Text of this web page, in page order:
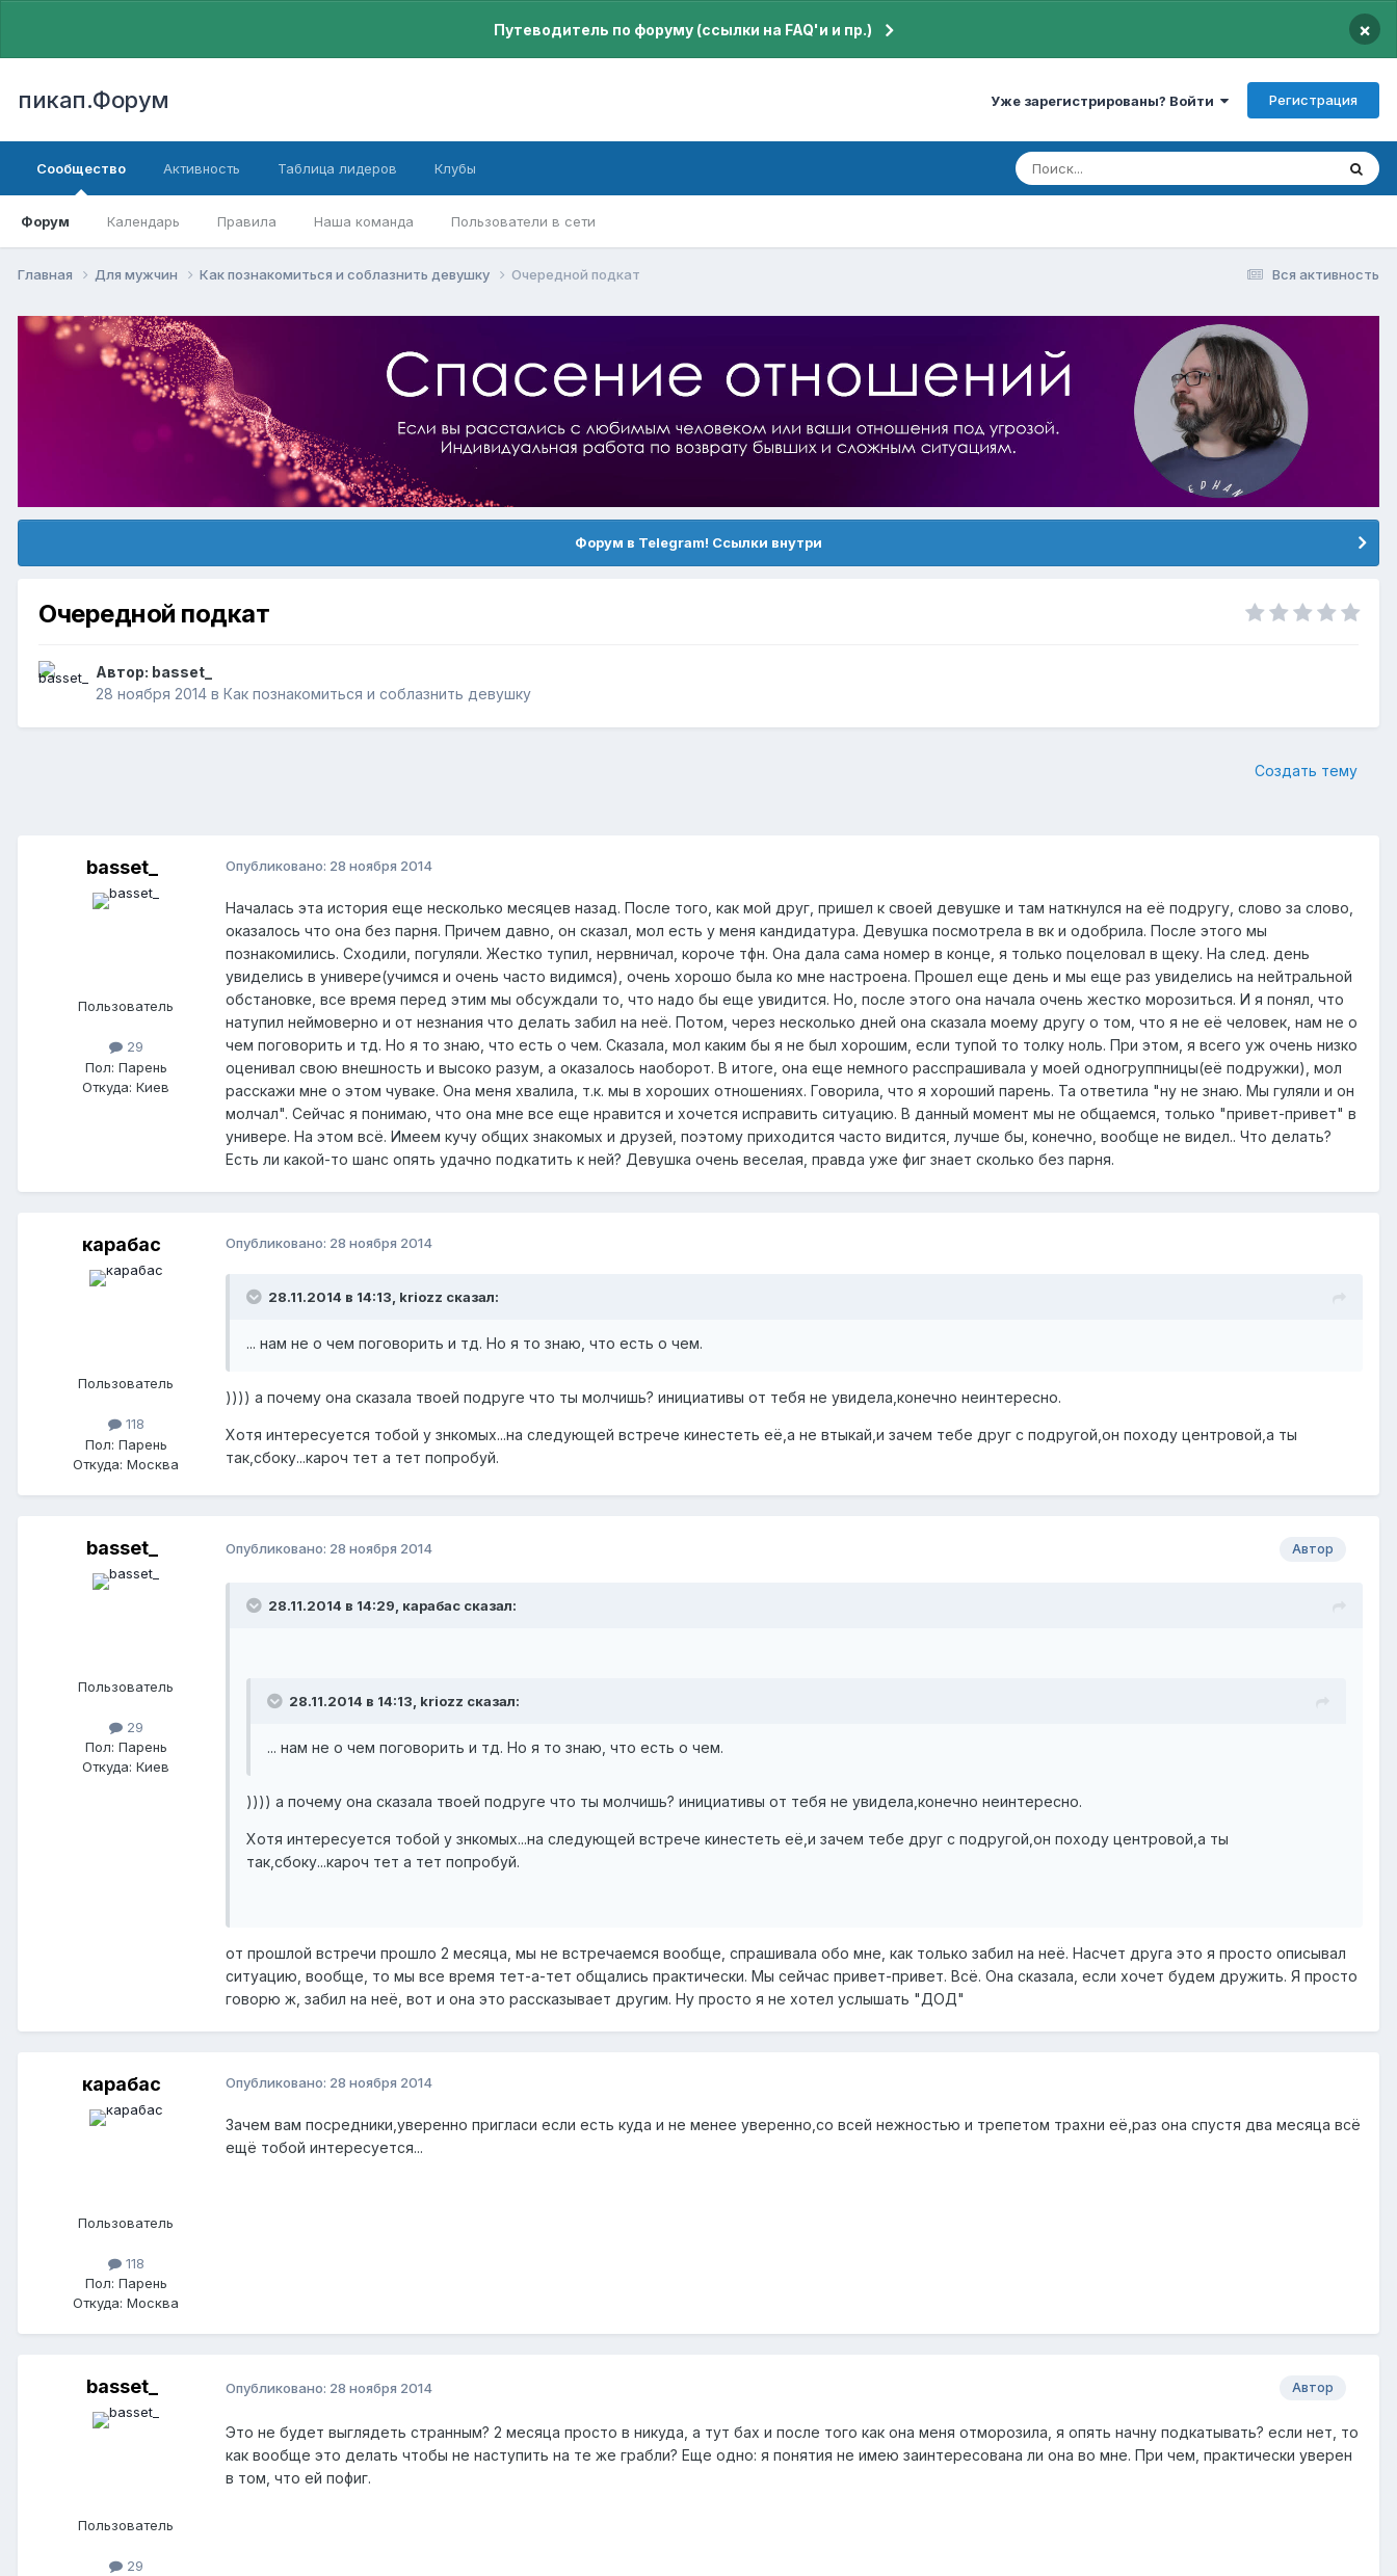
Путеводитель по форуму (ссылки на FAQ'и и пр.) ×
пикап.Форум Уже зарегистрированы? Войти Регистрация
Сообщество
Форум Календарь Правила Наша команда Пользователи в сети
Активность Таблица лидеров Клубы
Вся активность
Главная Для мужчин Как познакомиться и соблазнить девушку Очередной подкат
Форум в Telegram! Ссылки внутри
Очередной подкат
Автор: basset_
28 ноября 2014 в Как познакомиться и соблазнить девушку
Создать тему
basset_
Пользователь
29
Пол: Парень
Откуда: Киев
Опубликовано: 28 ноября 2014
Началась эта история еще несколько месяцев назад. После того, как мой друг, пришел к своей девушке и там наткнулся на её подругу, слово за слово,
оказалось что она без парня. Причем давно, он сказал, мол есть у меня кандидатура. Девушка посмотрела в вк и одобрила. После этого мы
познакомились. Сходили, погуляли. Жестко тупил, нервничал, короче тфн. Она дала сама номер в конце, я только поцеловал в щеку. На след. день
увиделись в универе(учимся и очень часто видимся), очень хорошо была ко мне настроена. Прошел еще день и мы еще раз увиделись на нейтральной
обстановке, все время перед этим мы обсуждали то, что надо бы еще увидится. Но, после этого она начала очень жестко морозиться. И я понял, что
натупил неймоверно и от незнания что делать забил на неё. Потом, через несколько дней она сказала моему другу о том, что я не её человек, нам не о
чем поговорить и тд. Но я то знаю, что есть о чем. Сказала, мол каким бы я не был хорошим, если тупой то толку ноль. При этом, я всего уж очень низко
оценивал свою внешность и высоко разум, а оказалось наоборот. В итоге, она еще немного расспрашивала у моей одногруппницы(её подружки), мол
расскажи мне о этом чуваке. Она меня хвалила, т.к. мы в хороших отношениях. Говорила, что я хороший парень. Та ответила "ну не знаю. Мы гуляли и он
молчал". Сейчас я понимаю, что она мне все еще нравится и хочется исправить ситуацию. В данный момент мы не общаемся, только "привет-привет" в
универе. На этом всё. Имеем кучу общих знакомых и друзей, поэтому приходится часто видится, лучше бы, конечно, вообще не видел.. Что делать?
Есть ли какой-то шанс опять удачно подкатить к ней? Девушка очень веселая, правда уже фиг знает сколько без парня.
карабас
Пользователь
118
Пол: Парень
Откуда: Москва
Опубликовано: 28 ноября 2014
28.11.2014 в 14:13, kriozz сказал:
... нам не о чем поговорить и тд. Но я то знаю, что есть о чем.
)))) а почему она сказала твоей подруге что ты молчишь? инициативы от тебя не увидела,конечно неинтересно.
Хотя интересуется тобой у знкомых...на следующей встрече кинестеть её,а не втыкай,и зачем тебе друг с подругой,он походу центровой,а ты
так,сбоку...кароч тет а тет попробуй.
basset_
Пользователь
29
Пол: Парень
Откуда: Киев
Автор
Опубликовано: 28 ноября 2014
28.11.2014 в 14:29, карабас сказал:
28.11.2014 в 14:13, kriozz сказал:
... нам не о чем поговорить и тд. Но я то знаю, что есть о чем.
)))) а почему она сказала твоей подруге что ты молчишь? инициативы от тебя не увидела,конечно неинтересно.
Хотя интересуется тобой у знкомых...на следующей встрече кинестеть её,и зачем тебе друг с подругой,он походу центровой,а ты
так,сбоку...кароч тет а тет попробуй.
от прошлой встречи прошло 2 месяца, мы не встречаемся вообще, спрашивала обо мне, как только забил на неё. Насчет друга это я просто описывал
ситуацию, вообще, то мы все время тет-а-тет общались практически. Мы сейчас привет-привет. Всё. Она сказала, если хочет будем дружить. Я просто
говорю ж, забил на неё, вот и она это рассказывает другим. Ну просто я не хотел услышать "ДОД"
карабас
Пользователь
118
Пол: Парень
Откуда: Москва
Опубликовано: 28 ноября 2014
Зачем вам посредники,уверенно пригласи если есть куда и не менее уверенно,со всей нежностью и трепетом трахни её,раз она спустя два месяца всё
ещё тобой интересуется...
basset_
Пользователь
29
Автор
Опубликовано: 28 ноября 2014
Это не будет выглядеть странным? 2 месяца просто в никуда, а тут бах и после того как она меня отморозила, я опять начну подкатывать? если нет, то
как вообще это делать чтобы не наступить на те же грабли? Еще одно: я понятия не имею заинтересована ли она во мне. При чем, практически уверен
в том, что ей пофиг.